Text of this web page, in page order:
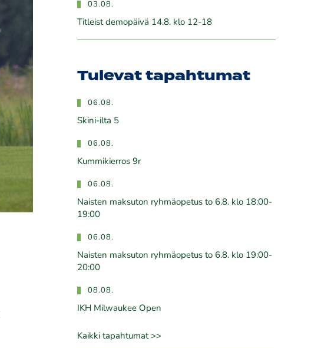
03.08.
Titleist demopäivä 14.8. klo 12-18
Tulevat tapahtumat
06.08.
Skini-ilta 5
06.08.
Kummikierros 9r
06.08.
Naisten maksuton ryhmäopetus to 6.8. klo 18:00-
19:00
06.08.
Naisten maksuton ryhmäopetus to 6.8. klo 19:00-
20:00
08.08.
IKH Milwaukee Open
Kaikki tapahtumat >>